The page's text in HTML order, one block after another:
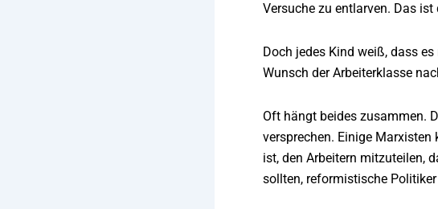
Versuche zu entlarven. Das
Doch jedes Kind weiß, dass
Wunsch der Arbeiterklasse
Oft hängt beides zusammen.
versprechen. Einige Marxisten
ist, den Arbeitern mitzuteilen,
sollten, reformistische